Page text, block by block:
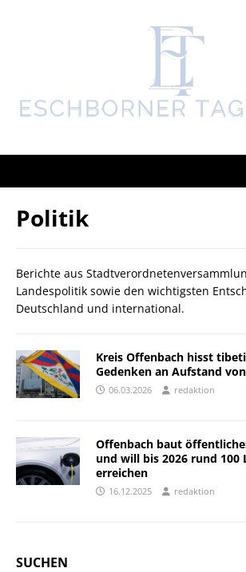
Politik
Berichte aus
Landespolitik sowie den wichtigsten
Deutschland und international.
Kreis Offenbach hisst
Gedenken an Aufstand
06.03.2026 redaktion
Offenbach baut
und will bis 2026 rund 100
erreichen
16.12.2025 redaktion
SUCHEN